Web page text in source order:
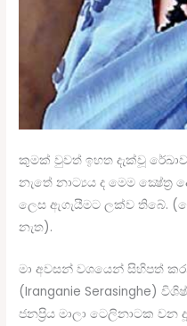
කුමක් වුවත් ඉහත දැක්වූ
නැතේ නාට්‍යය ද මෙම
ලෙස ඇගැයීමට ලක්ව තිබේ.
නැත).
මා අවසන් වශයෙන් සිහිපත්
(Iranganie Serasinghe)
ජනප්‍රිය මාලා ටෙලිනාටක වන